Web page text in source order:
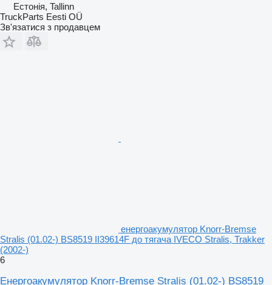
Естонія, Tallinn
TruckParts Eesti OÜ
Зв'язатися з продавцем
енергоакумулятор Knorr-Bremse
Stralis (01.02-) BS8519 II39614F до тягача IVECO Stralis, Trakker
(2002-)
6
Енергоакумулятор Knorr-Bremse Stralis (01.02-) BS8519